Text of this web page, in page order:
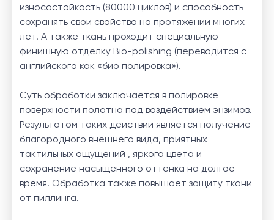
износостойкость (80000 циклов) и способность
сохранять свои свойства на протяжении многих
лет. А также ткань проходит специальную
финишную отделку Bio-polishing (переводится с
английского как «био полировка»).
Суть обработки заключается в полировке
поверхности полотна под воздействием энзимов.
Результатом таких действий является получение
благородного внешнего вида, приятных
тактильных ощущений , яркого цвета и
сохранение насыщенного оттенка на долгое
время. Обработка также повышает защиту ткани
от пиллинга.